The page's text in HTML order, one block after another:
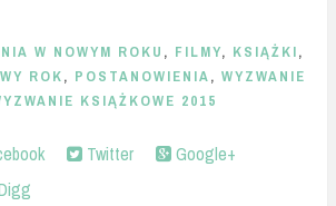
W NOWYM ROKU , FILMY, KSIĄŻKI,
ROK, POSTANOWIENIA, WYZWANIE
KSIĄŻKOWE 2015
Twitter
Google+